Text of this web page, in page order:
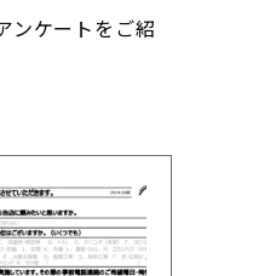
ンケートをご紹